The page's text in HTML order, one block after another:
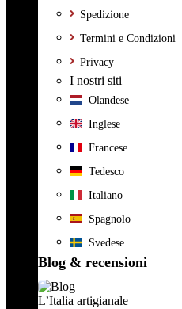
Spedizione
Termini e Condizioni
Privacy
I nostri siti
Olandese
Inglese
Francese
Tedesco
Italiano
Spagnolo
Svedese
Blog & recensioni
L’Italia artigianale